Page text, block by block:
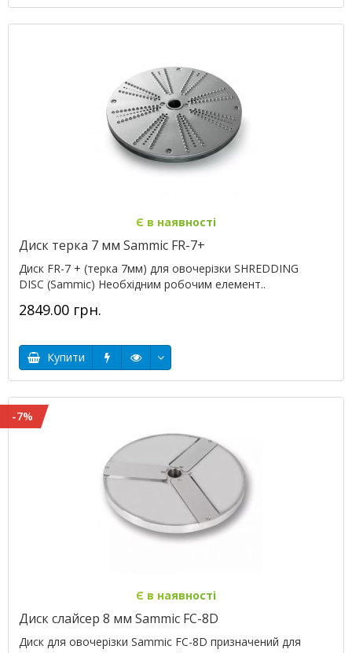
Є в наявності
Диск терка 7 мм Sammic FR-7+
Диск FR-7 + (терка 7мм) для овочерізки SHREDDING
DISC (Sammic) Необхідним робочим елемент..
2849.00 грн.
Купити
-7%
Є в наявності
Диск слайсер 8 мм Sammic FC-8D
Диск для овочерізки Sammic FC-8D призначений для